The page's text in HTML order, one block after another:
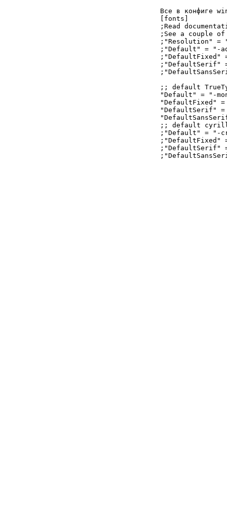
Все в конфиге
[fonts]
;Read
;See a couple
;"Resolution" =
;"Default" = "-
;"DefaultFixed"
;"DefaultSerif"
;; default
"Default" = "-
"DefaultFixed"
"DefaultSerif"
;; default
;"Default" = "-
;"DefaultFixed"
;"DefaultSerif"